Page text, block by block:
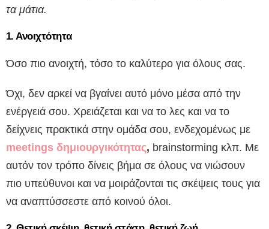
τα μάτια.
1. Ανοιχτότητα
Όσο πιο ανοιχτή, τόσο το καλύτερο για όλους σας.
Όχι, δεν αρκεί να βγαίνει αυτό μόνο μέσα από την
ενέργειά σου. Χρειάζεται και να το λες και να το
δείχνεις πρακτικά στην ομάδα σου, ενδεχομένως με
meetings δημιουργικότητας, brainstorming κλπ. Με
αυτόν τον τρόπο δίνεις βήμα σε όλους να νιώσουν
πιο υπεύθυνοι και να μοιράζονται τις σκέψεις τους για
να αναπτύσσεστε από κοινού όλοι.